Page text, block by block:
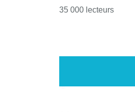
35 000 lecteurs